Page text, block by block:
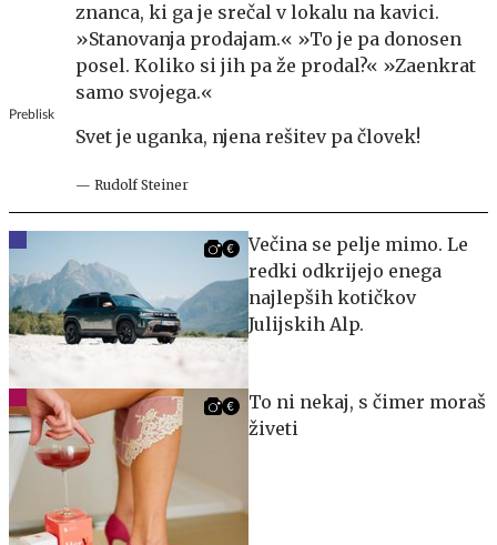
znanca, ki ga je srečal v lokalu na kavici.
»Stanovanja prodajam.« »To je pa donosen
posel. Koliko si jih pa že prodal?« »Zaenkrat
samo svojega.«
Preblisk
Svet je uganka, njena rešitev pa človek!
— Rudolf Steiner
Večina se pelje mimo. Le
redki odkrijejo enega
najlepših kotičkov
Julijskih Alp.
To ni nekaj, s čimer moraš
živeti